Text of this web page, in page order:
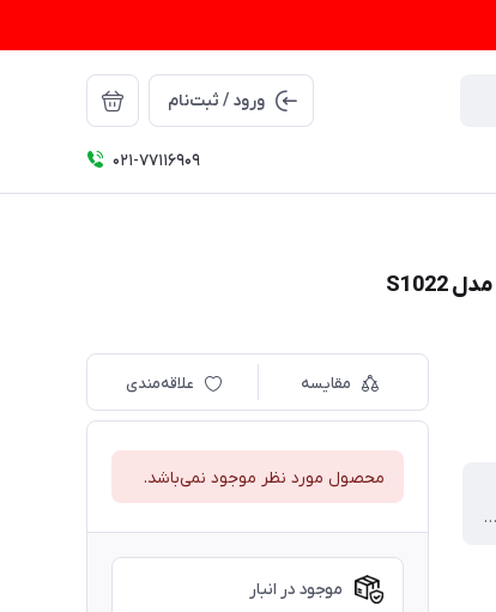
ورود / ثبت‌نام
021-77116909
17-145⬜54 (رقم اول عرض لنز، رقم دوم عرض پل عینک، رقم سوم طول دسته)
مقایسه علاقه‌مندی
محصول مورد نظر موجود نمی‌باشد.
موجود در انبار